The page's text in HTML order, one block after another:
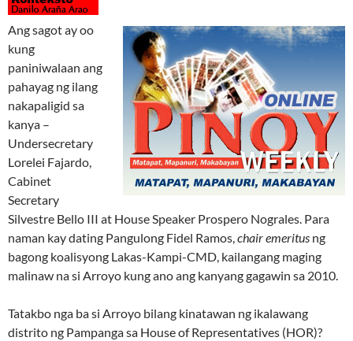
Ang sagot ay oo
kung
paniniwalaan ang
pahayag ng ilang
nakapaligid sa
kanya –
Undersecretary
Lorelei Fajardo,
Cabinet
Secretary
Silvestre Bello III at House Speaker Prospero Nograles. Para
naman kay dating Pangulong Fidel Ramos,chair emeritus ng
bagong koalisyong Lakas-Kampi-CMD, kailangang maging
malinaw na si Arroyo kung ano ang kanyang gagawin sa 2010.
Tatakbo nga ba si Arroyo bilang kinatawan ng ikalawang
distrito ng Pampanga sa House of Representatives (HOR)?